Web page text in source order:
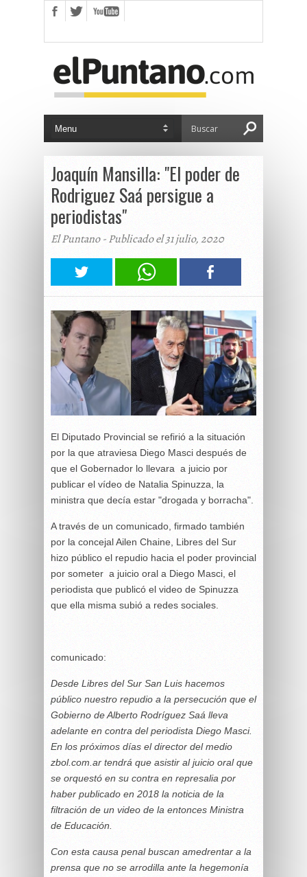
Joaquín Mansilla: "El poder de
Rodriguez Saá persigue a
periodistas"
El Puntano - Publicado el 31 julio, 2020
El Diputado Provincial se refirió a la situación
por la que atraviesa Diego Masci después de
que el Gobernador lo llevara a juicio por
publicar el vídeo de Natalia Spinuzza, la
ministra que decía estar "drogada y borracha".
A través de un comunicado, firmado también
por la concejal Ailen Chaine, Libres del Sur
hizo público el repudio hacia el poder provincial
por someter a juicio oral a Diego Masci, el
periodista que publicó el video de Spinuzza
que ella misma subió a redes sociales.
comunicado:
Desde Libres del Sur San Luis hacemos
público nuestro repudio a la persecución que el
Gobierno de Alberto Rodríguez Saá lleva
adelante en contra del periodista Diego Masci.
En los próximos días el director del medio
zbol.com.ar tendrá que asistir al juicio oral que
se orquestó en su contra en represalia por
haber publicado en 2018 la noticia de la
filtración de un video de la entonces Ministra
de Educación.
Con esta causa penal buscan amedrentar a la
prensa que no se arrodilla ante la hegemonía